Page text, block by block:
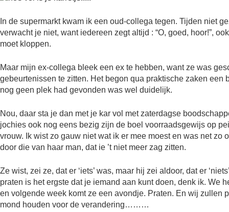
In de supermarkt kwam ik een oud-collega tegen. Tijden niet
verwacht je niet, want iedereen zegt altijd : “O, goed, hoor!”,
moet kloppen.
Maar mijn ex-collega bleek een ex te hebben, want ze was
gebeurtenissen te zitten. Het begon qua praktische zaken
nog geen plek had gevonden was wel duidelijk.
Nou, daar sta je dan met je kar vol met zaterdagse
jochies ook nog eens bezig zijn de boel voorraadsgewijs op
vrouw. Ik wist zo gauw niet wat ik er mee moest en was net
door die van haar man, dat ie ’t niet meer zag zitten.
Ze wist, zei ze, dat er ‘iets’ was, maar hij zei aldoor, dat er
praten is het ergste dat je iemand aan kunt doen, denk ik. We
en volgende week komt ze een avondje. Praten. En wij zullen
mond houden voor de verandering………